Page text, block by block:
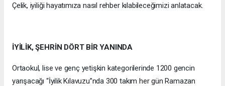
Çelik, iyiliği hayatımıza nasıl rehber kılabileceğimizi anlatacak.
İYİLİK, ŞEHRİN DÖRT BİR YANINDA
Ortaokul, lise ve genç yetişkin kategorilerinde 1200 gencin
yarışacağı “İyilik Kılavuzu”nda 300 takım her gün Ramazan